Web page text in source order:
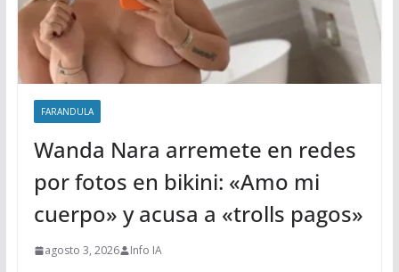
FARANDULA
Wanda Nara arremete en redes
por fotos en bikini: «Amo mi
cuerpo» y acusa a «trolls pagos»
agosto 3, 2026 Info IA